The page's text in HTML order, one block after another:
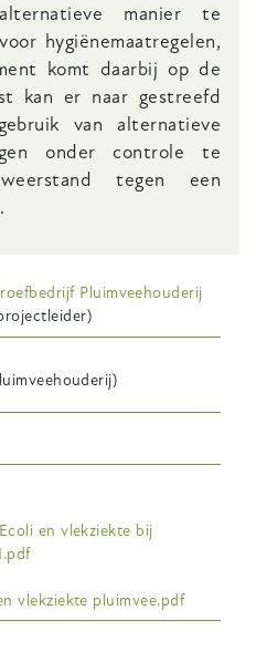
manier te
hygiënemaatregelen,
komt daarbij op de
kan er naar gestreefd
van alternatieve
onder controle te
tegen een
Pluimveehouderij
en vlekziekte bij
vlekziekte pluimvee.pdf